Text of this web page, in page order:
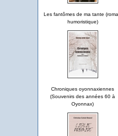
Les fantômes de ma tante
humoristique)
Chroniques oyonnaxiennes
(Souvenirs des années 60 à
Oyonnax)